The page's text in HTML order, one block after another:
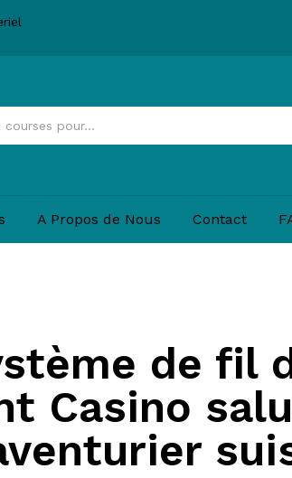
A Propos de Nous Contact
de fil
Casino